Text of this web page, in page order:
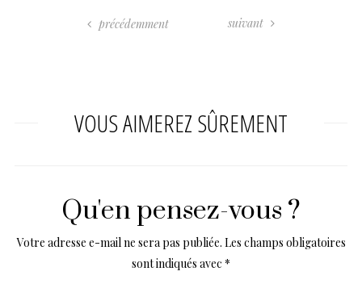
précédemment suivant
VOUS AIMEREZ SÛREMENT
Qu'en pensez-vous ?
Votre adresse e-mail ne sera pas publiée. Les champs obligatoires
sont indiqués avec *